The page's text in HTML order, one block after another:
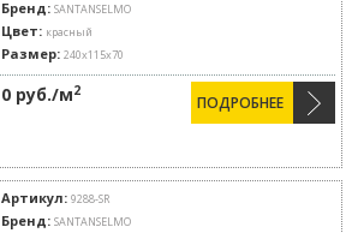
Бренд: SANTANSELMO
Цвет: красный
Размер: 240x115x70
0 руб./м2
ПОДРОБНЕЕ
Артикул: 9288-SR
Бренд: SANTANSELMO